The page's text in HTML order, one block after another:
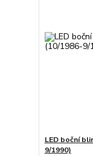
LED boční
9/1990)